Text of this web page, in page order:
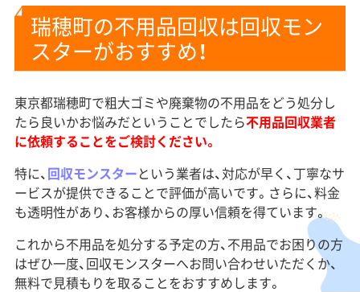
瑞穂町の不用品回収は回収モン
スターがおすすめ！
東京都瑞穂町で粗大ゴミや廃棄物の不用品をどう処分し
たら良いかお悩みだということでしたら不用品回収業者
に依頼することをご検討ください。
特に、回収モンスターという業者は、対応が早く、丁寧なサ
ービスが提供できることで評価が高いです。さらに、料金
も透明性があり、お客様からの厚い信頼を得ています。
これから不用品を処分する予定の方、不用品でお困りの方
はぜひ一度、回収モンスターへお問い合わせいただくか、
無料で見積もりを取ることをおすすめします。